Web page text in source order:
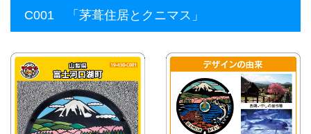
C001 「茅葺住居とクニマス」